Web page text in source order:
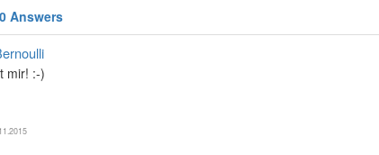
Answers
mir! :-)